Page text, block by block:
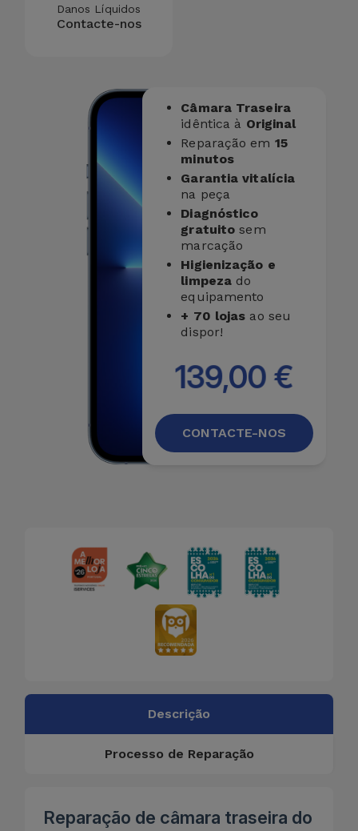
Danos Líquidos
Contacte-nos
Câmara Traseira
idêntica à Original
Reparação em 15
minutos
Garantia vitalícia
na peça
Diagnóstico
gratuito sem
marcação
Higienização e
limpeza do
equipamento
+ 70 lojas ao seu
dispor!
139,00 €
CONTACTE-NOS
Descrição
Processo de Reparação
Reparação de câmara traseira do